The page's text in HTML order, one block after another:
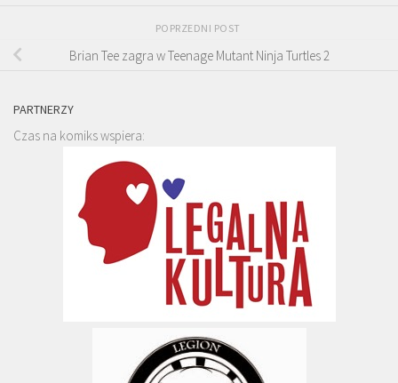
POPRZEDNI POST
Brian Tee zagra w Teenage Mutant Ninja Turtles 2
PARTNERZY
Czas na komiks wspiera: